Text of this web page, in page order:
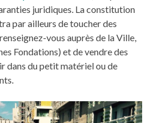
juridiques. La constitution
par ailleurs de toucher des
vous auprès de la Ville,
Fondations) et de vendre des
dans du petit matériel ou de